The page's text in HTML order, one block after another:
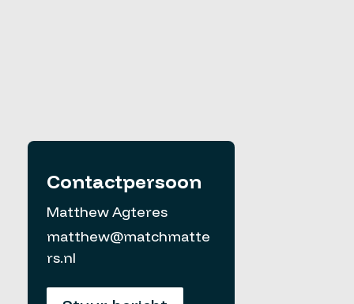
Contactpersoon
Matthew Agteres
matthew@matchmatte
rs.nl